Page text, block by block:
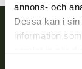
annons- och
Dessa kan i
information